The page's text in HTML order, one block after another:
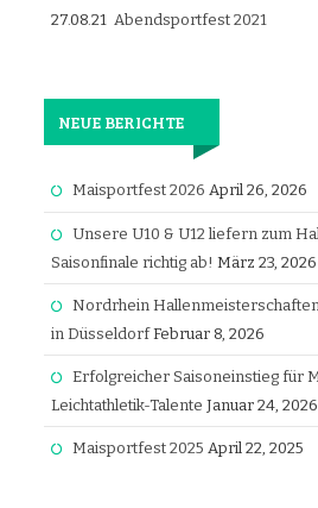
27.08.21 Abendsportfest 2021
NEUE BERICHTE
Maisportfest 2026 April 26, 2026
Unsere U10 & U12 liefern zum
Saisonfinale richtig ab! März 23, 2026
Nordrhein
in Düsseldorf Februar 8, 2026
Erfolgreicher Saisoneinstieg für
Leichtathletik-Talente Januar 24, 2026
Maisportfest 2025 April 22, 2025